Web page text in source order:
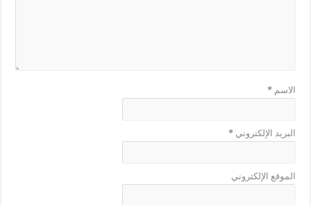
الاسم*
البريد الإلكتروني*
الموقع الإلكتروني